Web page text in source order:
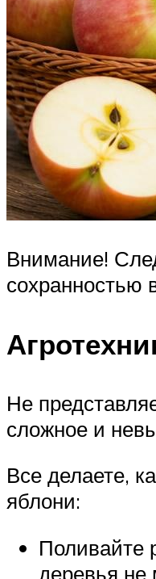
Внимание!
сохранностью
Не
сложное и
Все делаете,
яблони:
Поливайте
деревья не